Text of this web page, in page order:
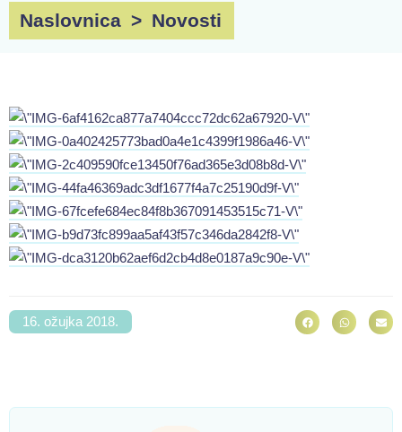
Naslovnica > Novosti
16. ožujka 2018.